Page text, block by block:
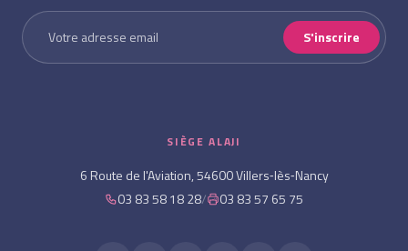
S'inscrire
SIÈGE ALAJI
6 Route de l'Aviation, 54600 Villers‑lès‑Nancy
03 83 58 18 28/ 03 83 57 65 75